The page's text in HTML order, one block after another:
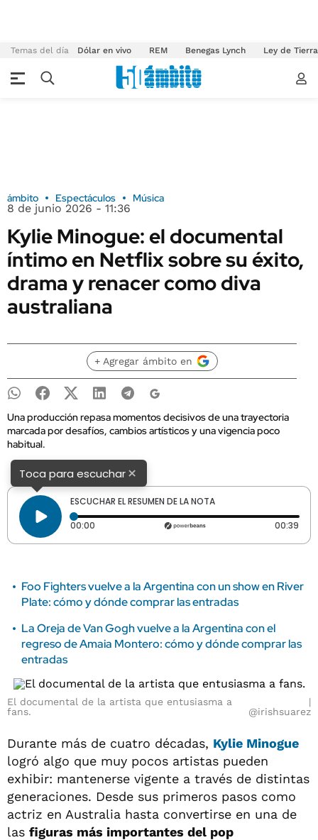
Temas del día Dólar en vivo REM Benegas Lynch Ley de
ámbito Espectáculos Música
8 de junio 2026 - 11:36
Kylie Minogue: el documental
íntimo en Netflix sobre su éxito,
drama y renacer como diva
australiana
+ Agregar ámbito en
Una producción repasa momentos decisivos de una trayectoria
marcada por desafíos, cambios artísticos y una vigencia poco
habitual.
Toca para escuchar×
ESCUCHAR EL RESUMEN DE LA NOTA
00:00 Tiempo transcurrido: 0 segundos 00:39
Foo Fighters vuelve a la Argentina con un show en River
Plate: cómo y dónde comprar las entradas
La Oreja de Van Gogh vuelve a la Argentina con el
regreso de Amaia Montero: cómo y dónde comprar las
entradas
El documental de la artista que entusiasma a
fans.
@irishsuarez
Durante más de cuatro décadas, Kylie Minogue
logró algo que muy pocos artistas pueden
exhibir: mantenerse vigente a través de distintas
generaciones. Desde sus primeros pasos como
actriz en Australia hasta convertirse en una de
las figuras más importantes del pop